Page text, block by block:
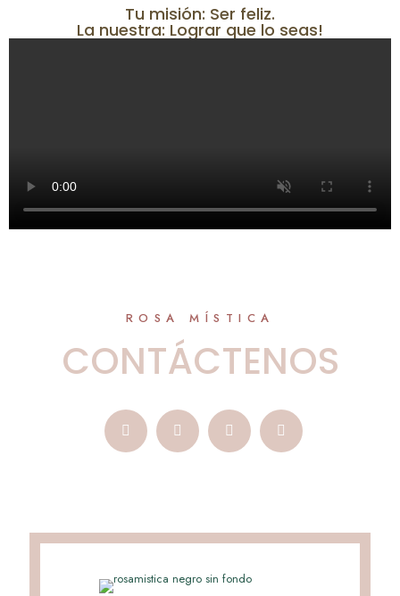
Tu misión: Ser feliz.
La nuestra: Lograr que lo seas!
ROSA MÍSTICA
CONTÁCTENOS